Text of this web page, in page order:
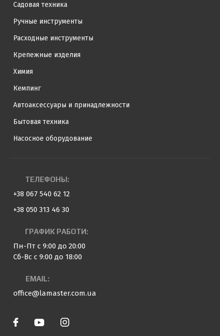
Садовая техника
Ручные инструменты
Расходные инструменты
Крепежные изделия
Химия
Кемпинг
Автоаксессуары и принадлежности
Бытовая техника
Насосное оборудование
ТЕЛЕФОНЫ:
+38 067 540 62 12
+38 050 313 46 30
ГРАФИК РАБОТИ:
Пн-Пт с 9:00 до 20:00
Сб-Вс с 9:00 до 18:00
EMAIL:
office@lamaster.com.ua